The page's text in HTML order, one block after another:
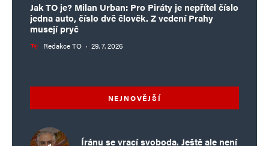
Jak TO je? Milan Urban: Pro Piráty je nepřítel číslo
jedna auto, číslo dvě člověk. Z vedení Prahy
musejí pryč
Redakce TO · 29. 7. 2026
NEJNOVĚJŠÍ
Íránu se vrací svoboda. Ještě ale není